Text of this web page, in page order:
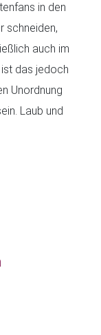
in den
schneiden,
auch im
das jedoch
Unordnung
Laub und